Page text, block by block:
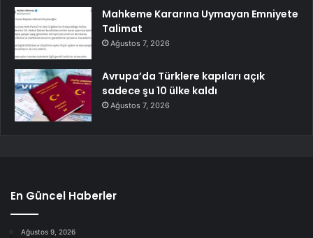
Mahkeme Kararına Uymayan Emniyete
Talimat
Ağustos 7, 2026
Avrupa’da Türklere kapıları açık
sadece şu 10 ülke kaldı
Ağustos 7, 2026
En Güncel Haberler
Ağustos 9, 2026